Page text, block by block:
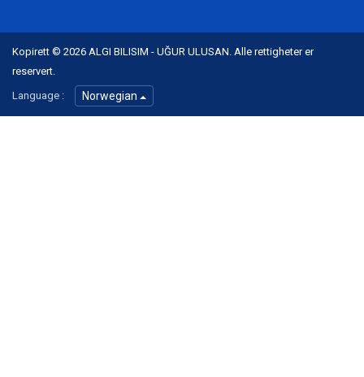
Kopirett © 2026 ALGI BILISIM - UĞUR ULUSAN. Alle rettigheter er
reservert.
Language :
Norwegian